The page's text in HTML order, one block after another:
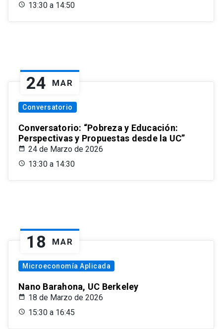
13:30 a 14:50
24 MAR
Conversatorio
Conversatorio: “Pobreza y Educación:
Perspectivas y Propuestas desde la UC”
24 de Marzo de 2026
13:30 a 14:30
18 MAR
Microeconomía Aplicada
Nano Barahona, UC Berkeley
18 de Marzo de 2026
15:30 a 16:45